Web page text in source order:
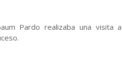
Pardo realizaba una visita a